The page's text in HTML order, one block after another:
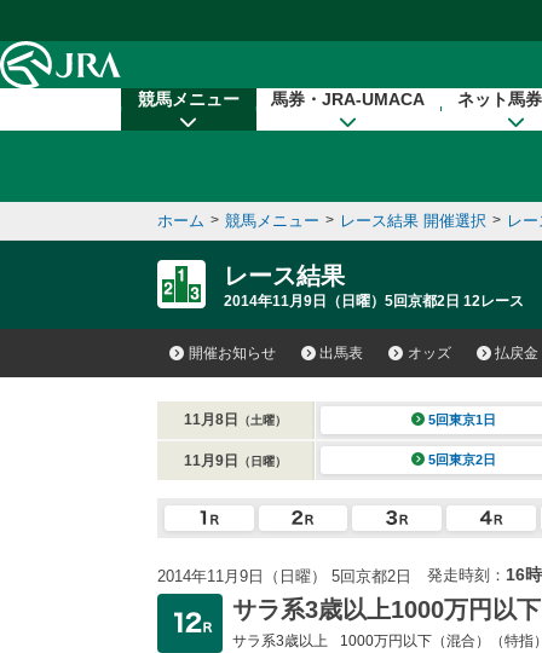
競馬メニュー 馬券・JRA-UMACA ネット馬
ホーム > 競馬メニュー > レース結果 開催選択 > レ
レース結果
2014年11月9日（日曜）5回京都2日 12レース
開催お知らせ 出馬表 オッズ 払戻金
11月8日 （土曜） 5回東京1日
11月9日 （日曜） 5回東京2日
2014年11月9日（日曜） 5回京都2日 発走時刻： 16
サラ系3歳以上1000万円以下
サラ系3歳以上 1000万円以下 （混合）（特指